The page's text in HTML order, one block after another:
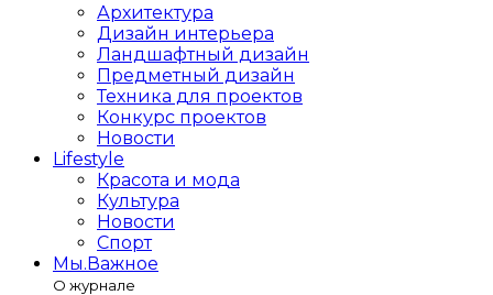
Архитектура
Дизайн интерьера
Ландшафтный дизайн
Предметный дизайн
Техника для проектов
Конкурс проектов
Новости
Lifestyle
Красота и мода
Культура
Новости
Спорт
Мы.Важное
О журнале